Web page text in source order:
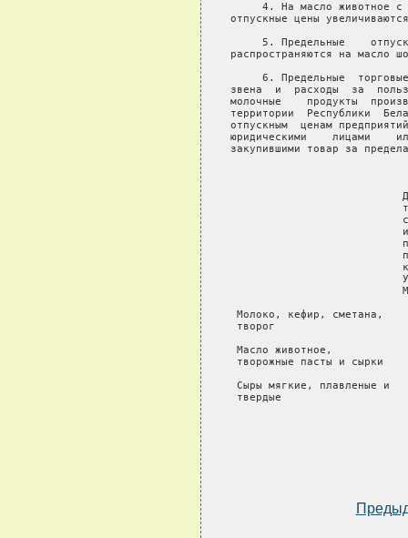
4. На масло животное
отпускные цены
5. Предельные
распространяются на масло
6. Предельные
звена  и  расходы  за
молочные    продукты
территории  Республики
отпускным  ценам
юридическими    лицами
закупившими товар за
Молоко, кефир, сметана,
творог
Масло животное,
творожные пасты и
Сыры мягкие, плавленые и
твердые